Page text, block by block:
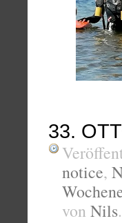
33.
notice,
von Nils.